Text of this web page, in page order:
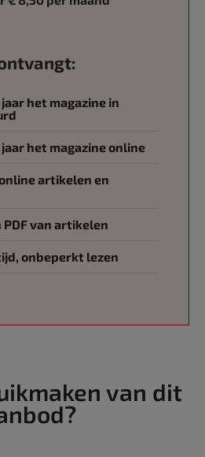
het magazine in
het magazine online
artikelen en
van artikelen
onbeperkt lezen
van dit